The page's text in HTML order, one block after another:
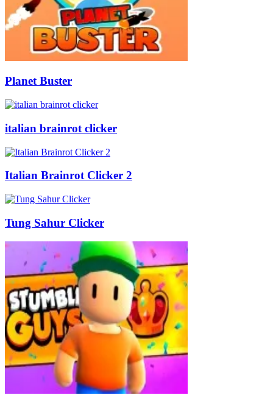
Planet Buster
italian brainrot clicker
Italian Brainrot Clicker 2
Tung Sahur Clicker